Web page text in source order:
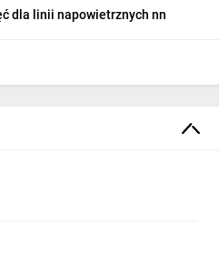
dla linii napowietrznych nn